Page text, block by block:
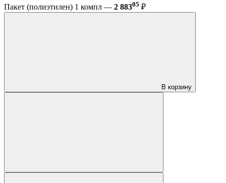
Пакет (полиэтилен) 1 компл — 2 88305 ₽
В корзину